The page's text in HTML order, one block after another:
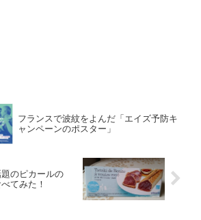
フランスで波紋をよんだ「エイズ予防キ
ャンペーンのポスター」
のピカールの
てみた！